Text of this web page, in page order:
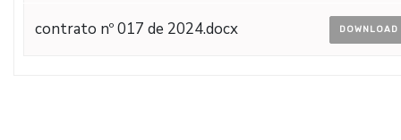
contrato nº 017 de 2024.docx DOWNLOAD